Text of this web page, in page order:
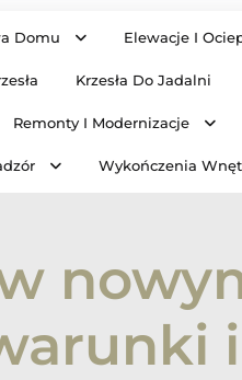
Domu Elewacje I
Krzesła Do Jadalni
Remonty I Modernizacje
Wykończenia